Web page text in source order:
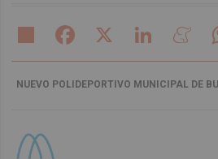
Share Facebook LinkedIn
NUEVO POLIDEPORTIVO MUNICIPAL DE